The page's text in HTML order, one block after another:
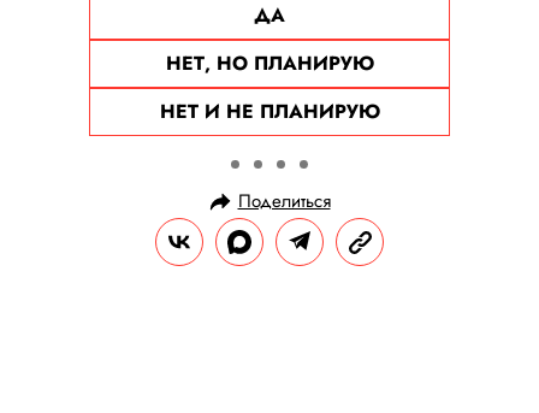
ДА
НЕТ, НО ПЛАНИРУЮ
НЕТ И НЕ ПЛАНИРУЮ
Поделиться